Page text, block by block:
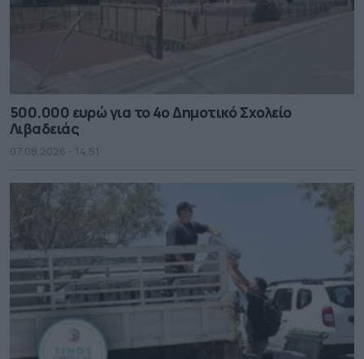
500.000 ευρώ για το 4ο Δημοτικό Σχολείο
Λιβαδειάς
07.08.2026 - 14.51